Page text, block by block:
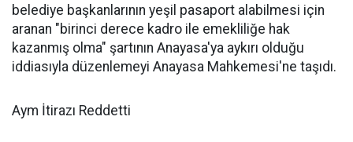
belediye başkanlarının yeşil pasaport alabilmesi için
aranan "birinci derece kadro ile emekliliğe hak
kazanmış olma" şartının Anayasa'ya aykırı olduğu
iddiasıyla düzenlemeyi Anayasa Mahkemesi'ne taşıdı.
Aym İtirazı Reddetti